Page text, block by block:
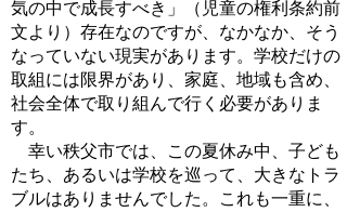
気の中で成長すべき」（児童の権利条約前
文より）存在なのですが、なかなか、そう
なっていない現実があります。学校だけの
取組には限界があり、家庭、地域も含め、
社会全体で取り組んで行く必要がありま
す。
幸い秩父市では、この夏休み中、子ども
たち、あるいは学校を巡って、大きなトラ
ブルはありませんでした。これも一重に、